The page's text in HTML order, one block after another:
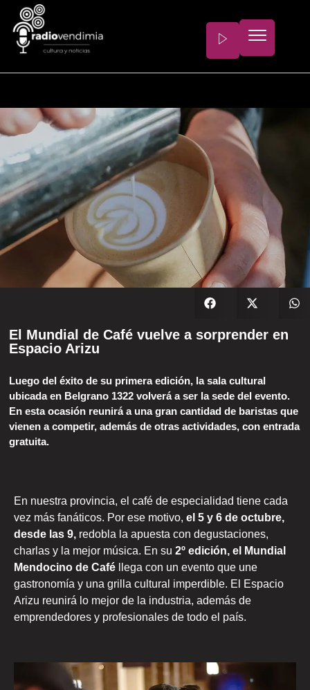
El Mundial de Café vuelve a sorprender en
Espacio Arizu
Luego del éxito de su primera edición, la sala cultural
ubicada en Belgrano 1322 volverá a ser la sede del evento.
En esta ocasión reunirá a una gran cantidad de baristas que
vienen a competir, además de otras actividades, con entrada
gratuita.
En nuestra provincia, el café de especialidad tiene cada
vez más fanáticos. Por ese motivo, el 5 y 6 de octubre,
desde las 9, redobla la apuesta con degustaciones,
charlas y la mejor música. En su 2º edición, el Mundial
Mendocino de Café
llega con un evento que une
gastronomía y una grilla cultural imperdible. El Espacio
Arizu reunirá lo mejor de la industria, además de
emprendedores y profesionales de todo el país.